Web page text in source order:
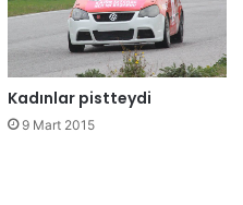
Kadınlar pistteydi
9 Mart 2015